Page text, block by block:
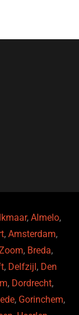
,Almelo,
,Amsterdam,
, Breda,
, Delfzijl, Den
, Dordrecht,
, Gorinchem,